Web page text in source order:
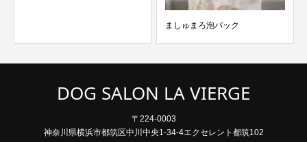
ましゅまろ泡パック
DOG SALON LA VIERGE
〒224-0003
神奈川県横浜市都筑区中川中央1-34-4エクセレント都筑102